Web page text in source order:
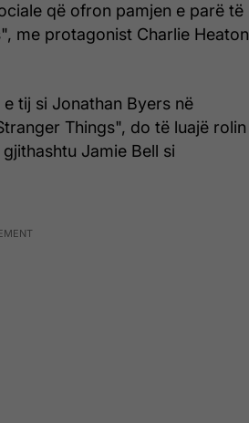
që ofron pamjen e parë të
me protagonist Charlie Heaton
tij si Jonathan Byers në
Things", do të luajë rolin
Jamie Bell si